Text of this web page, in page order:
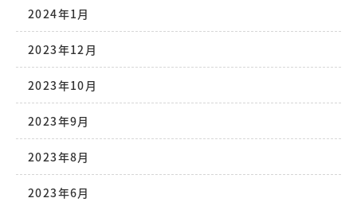
2024年1月
2023年12月
2023年10月
2023年9月
2023年8月
2023年6月